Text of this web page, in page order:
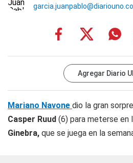
Agregar Diario
Mariano Navone dio la gran
Casper Ruud (6) para meterse en
Ginebra, que se juega en la